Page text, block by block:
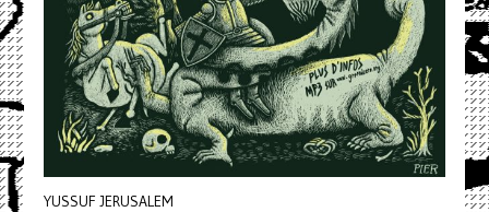
YUSSUF JERUSALEM